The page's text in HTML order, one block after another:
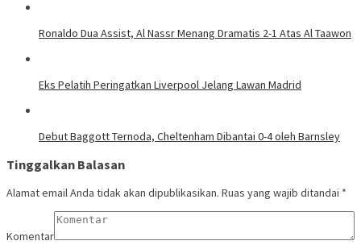
Ronaldo Dua Assist, Al Nassr Menang Dramatis 2-1 Atas Al Taawon
Eks Pelatih Peringatkan Liverpool Jelang Lawan Madrid
Debut Baggott Ternoda, Cheltenham Dibantai 0-4 oleh Barnsley
Tinggalkan Balasan
Alamat email Anda tidak akan dipublikasikan. Ruas yang wajib ditandai *
Komentar